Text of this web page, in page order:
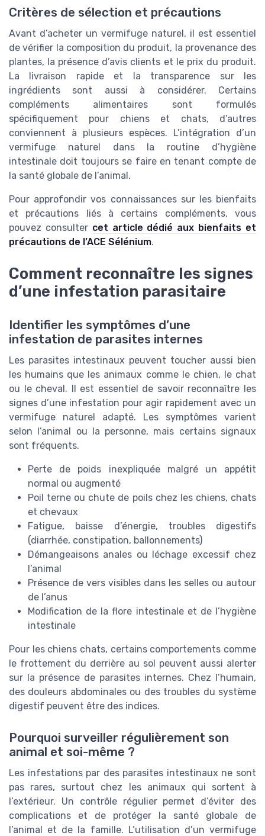
Critères de sélection et précautions
Avant d’acheter un vermifuge naturel, il est essentiel
de vérifier la composition du produit, la provenance des
plantes, la présence d’avis clients et le prix du produit.
La livraison rapide et la transparence sur les
ingrédients sont aussi à considérer. Certains
compléments alimentaires sont formulés
spécifiquement pour chiens et chats, d’autres
conviennent à plusieurs espèces. L’intégration d’un
vermifuge naturel dans la routine d’hygiène
intestinale doit toujours se faire en tenant compte de
la santé globale de l’animal.
Pour approfondir vos connaissances sur les bienfaits
et précautions liés à certains compléments, vous
pouvez consulter cet article dédié aux bienfaits et
précautions de l’ACE Sélénium.
Comment reconnaître les signes
d’une infestation parasitaire
Identifier les symptômes d’une
infestation de parasites internes
Les parasites intestinaux peuvent toucher aussi bien
les humains que les animaux comme le chien, le chat
ou le cheval. Il est essentiel de savoir reconnaître les
signes d’une infestation pour agir rapidement avec un
vermifuge naturel adapté. Les symptômes varient
selon l’animal ou la personne, mais certains signaux
sont fréquents.
Perte de poids inexpliquée malgré un appétit
normal ou augmenté
Poil terne ou chute de poils chez les chiens, chats
et chevaux
Fatigue, baisse d’énergie, troubles digestifs
(diarrhée, constipation, ballonnements)
Démangeaisons anales ou léchage excessif chez
l’animal
Présence de vers visibles dans les selles ou autour
de l’anus
Modification de la flore intestinale et de l’hygiène
intestinale
Pour les chiens chats, certains comportements comme
le frottement du derrière au sol peuvent aussi alerter
sur la présence de parasites internes. Chez l’humain,
des douleurs abdominales ou des troubles du système
digestif peuvent être des indices.
Pourquoi surveiller régulièrement son
animal et soi-même ?
Les infestations par des parasites intestinaux ne sont
pas rares, surtout chez les animaux qui sortent à
l’extérieur. Un contrôle régulier permet d’éviter des
complications et de protéger la santé globale de
l’animal et de la famille. L’utilisation d’un vermifuge